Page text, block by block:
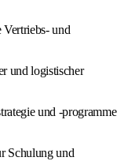
und
und logistischer
und -programme
Schulung und